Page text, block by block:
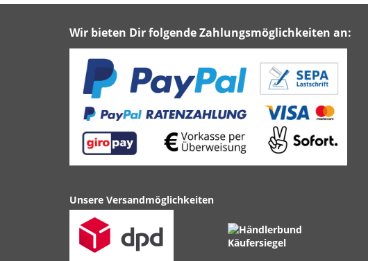
Wir bieten Dir folgende Zahlungsmöglichkeiten an:
Unsere Versandmöglichkeiten